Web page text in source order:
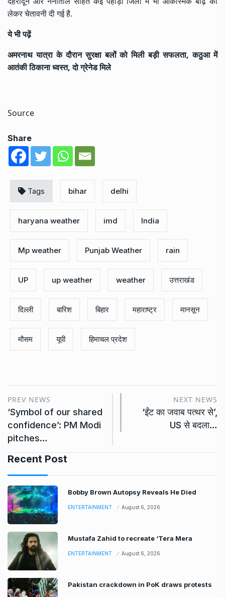
लेकर चेतावनी दी गई है.
ये भी पढ़ें
अमरनाथ यात्रा के दौरान सुरक्षा बलों को मिली बड़ी सफलता, कठुआ में
आतंकी ठिकाना ध्वस्त, दो ग्रेनेड मिले
Source
Share
Tags bihar delhi
haryana weather imd India
Mp weather Punjab Weather rain
UP up weather weather उत्तराखंड
दिल्ली बारिश ब‍िहार महाराष्ट्र मानसून
मौसम यूपी हिमाचल प्रदेश
PREV NEWS
‘Symbol of our shared
confidence’: PM Modi
pitches…
NEXT NEWS
‘ईंट का जवाब पत्थर से’,
US से बदला…
Recent Post
Bobby Brown Autopsy Reveals He Died
ENTERTAINMENT August 6, 2026
Mustafa Zahid to recreate ‘Tera Mera
ENTERTAINMENT August 6, 2026
Pakistan crackdown in PoK draws protests